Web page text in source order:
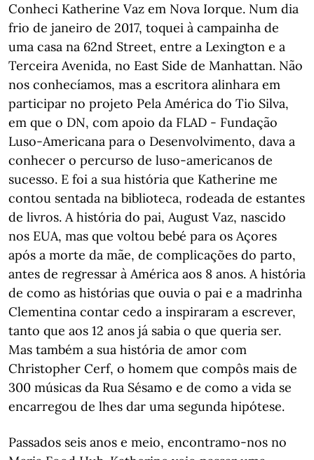
Conheci Katherine Vaz em Nova Iorque. Num dia
frio de janeiro de 2017, toquei à campainha de
uma casa na 62nd Street, entre a Lexington e a
Terceira Avenida, no East Side de Manhattan. Não
nos conhecíamos, mas a escritora alinhara em
participar no projeto Pela América do Tio Silva,
em que o DN, com apoio da FLAD - Fundação
Luso-Americana para o Desenvolvimento, dava a
conhecer o percurso de luso-americanos de
sucesso. E foi a sua história que Katherine me
contou sentada na biblioteca, rodeada de estantes
de livros. A história do pai, August Vaz, nascido
nos EUA, mas que voltou bebé para os Açores
após a morte da mãe, de complicações do parto,
antes de regressar à América aos 8 anos. A história
de como as histórias que ouvia o pai e a madrinha
Clementina contar cedo a inspiraram a escrever,
tanto que aos 12 anos já sabia o que queria ser.
Mas também a sua história de amor com
Christopher Cerf, o homem que compôs mais de
300 músicas da Rua Sésamo e de como a vida se
encarregou de lhes dar uma segunda hipótese.
Passados seis anos e meio, encontramo-nos no